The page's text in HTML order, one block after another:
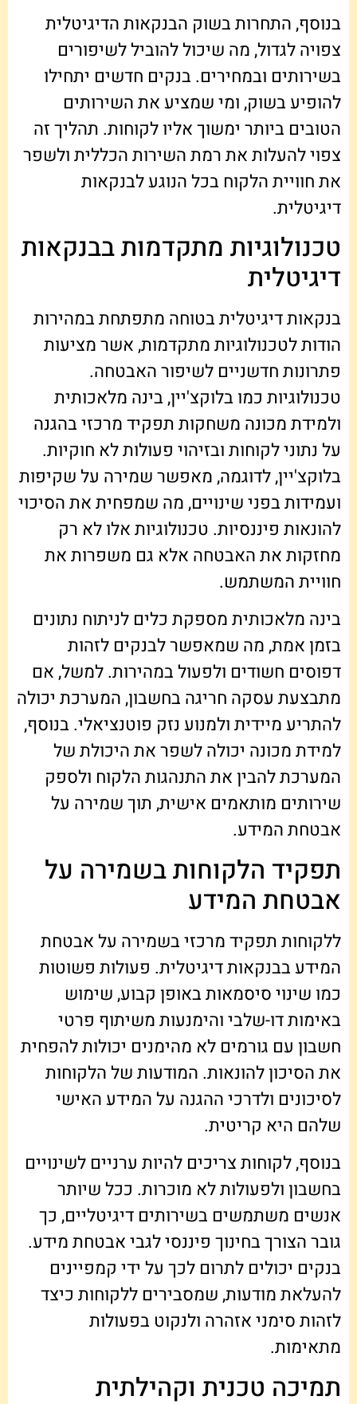
בנוסף, התחרות בשוק הבנקאות הדיגיטלית
צפויה לגדול, מה שיכול להוביל לשיפורים
בשירותים ובמחירים. בנקים חדשים יתחילו
להופיע בשוק, ומי שמציע את השירותים
הטובים ביותר ימשוך אליו לקוחות. תהליך זה
צפוי להעלות את רמת השירות הכללית ולשפר
את חוויית הלקוח בכל הנוגע לבנקאות
דיגיטלית.
טכנולוגיות מתקדמות בבנקאות
דיגיטלית
בנקאות דיגיטלית בטוחה מתפתחת במהירות
הודות לטכנולוגיות מתקדמות, אשר מציעות
פתרונות חדשניים לשיפור האבטחה.
טכנולוגיות כמו בלוקצ'יין, בינה מלאכותית
ולמידת מכונה משחקות תפקיד מרכזי בהגנה
על נתוני לקוחות ובזיהוי פעולות לא חוקיות.
בלוקצ'יין, לדוגמה, מאפשר שמירה על שקיפות
ועמידות בפני שינויים, מה שמפחית את הסיכוי
להונאות פיננסיות. טכנולוגיות אלו לא רק
מחזקות את האבטחה אלא גם משפרות את
חוויית המשתמש.
בינה מלאכותית מספקת כלים לניתוח נתונים
בזמן אמת, מה שמאפשר לבנקים לזהות
דפוסים חשודים ולפעול במהירות. למשל, אם
מתבצעת עסקה חריגה בחשבון, המערכת יכולה
להתריע מיידית ולמנוע נזק פוטנציאלי. בנוסף,
למידת מכונה יכולה לשפר את היכולת של
המערכת להבין את התנהגות הלקוח ולספק
שירותים מותאמים אישית, תוך שמירה על
אבטחת המידע.
תפקיד הלקוחות בשמירה על
אבטחת המידע
ללקוחות תפקיד מרכזי בשמירה על אבטחת
המידע בבנקאות דיגיטלית. פעולות פשוטות
כמו שינוי סיסמאות באופן קבוע, שימוש
באימות דו-שלבי והימנעות משיתוף פרטי
חשבון עם גורמים לא מהימנים יכולות להפחית
את הסיכון להונאות. המודעות של הלקוחות
לסיכונים ולדרכי ההגנה על המידע האישי
שלהם היא קריטית.
בנוסף, לקוחות צריכים להיות ערניים לשינויים
בחשבון ולפעולות לא מוכרות. ככל שיותר
אנשים משתמשים בשירותים דיגיטליים, כך
גובר הצורך בחינוך פיננסי לגבי אבטחת מידע.
בנקים יכולים לתרום לכך על ידי קמפיינים
להעלאת מודעות, שמסבירים ללקוחות כיצד
לזהות סימני אזהרה ולנקוט בפעולות
מתאימות.
תמיכה טכנית וקהילתית